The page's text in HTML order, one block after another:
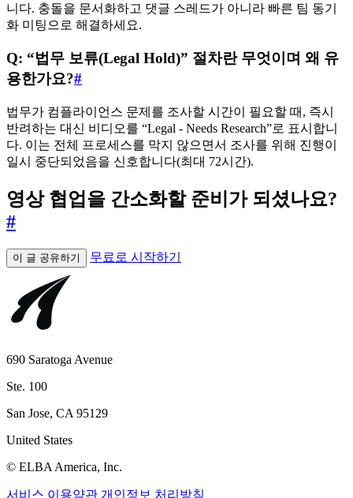
니다. 충돌을 문서화하고 댓글 스레드가 아니라 빠른 팀 동기
화 미팅으로 해결하세요.
Q: “법무 보류(Legal Hold)” 절차란 무엇이며 왜 유
용한가요?#
법무가 컴플라이언스 문제를 조사할 시간이 필요할 때, 즉시
반려하는 대신 비디오를 “Legal - Needs Research”로 표시합니
다. 이는 전체 프로세스를 막지 않으면서 조사를 위해 진행이
일시 중단되었음을 신호합니다(최대 72시간).
영상 협업을 간소화할 준비가 되셨나요?
#
이 글 공유하기 무료로 시작하기
690 Saratoga Avenue
Ste. 100
San Jose, CA 95129
United States
© ELBA America, Inc.
서비스 이용약관 개인정보 처리방침